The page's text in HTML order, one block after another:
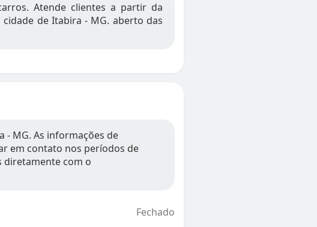
Atende clientes a partir da
cidade de Itabira - MG. aberto das
- MG. As informações de
em contato nos períodos de
diretamente com o
Fechado